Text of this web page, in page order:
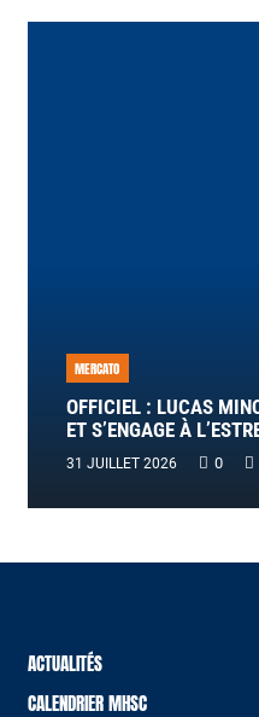
MERCATO
OFFICIEL : LUCAS
ET S’ENGAGE À
31 JUILLET 2026 0
ACTUALITÉS
CALENDRIER MHSC